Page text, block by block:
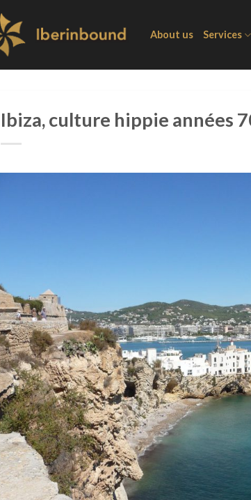
About us Services
Ibiza, culture hippie années